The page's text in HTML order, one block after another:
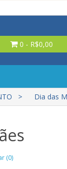
0 - R$0,00
Dia das
(0)